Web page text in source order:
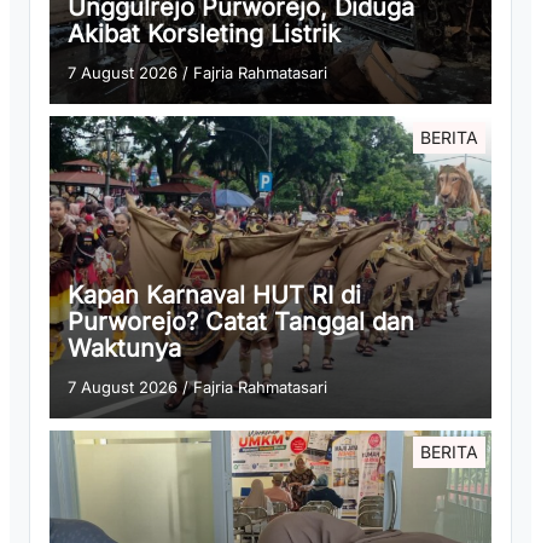
Unggulrejo Purworejo, Diduga
Akibat Korsleting Listrik
7 August 2026/ Fajria Rahmatasari
BERITA
Kapan Karnaval HUT RI di
Purworejo? Catat Tanggal dan
Waktunya
7 August 2026 /Fajria Rahmatasari
BERITA